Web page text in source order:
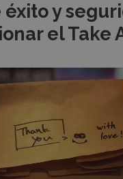
éxito y
el Take